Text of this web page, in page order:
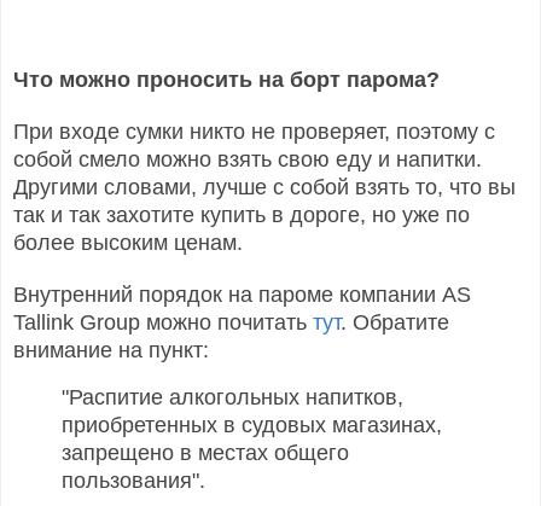
Что можно проносить на борт парома?
При входе сумки никто не проверяет, поэтому с
собой смело можно взять свою еду и напитки.
Другими словами, лучше с собой взять то, что вы
так и так захотите купить в дороге, но уже по
более высоким ценам.
Внутренний порядок на пароме компании AS
Tallink Group можно почитать тут. Обратите
внимание на пункт:
"Распитие алкогольных напитков,
приобретенных в судовых магазинах,
запрещено в местах общего
пользования".